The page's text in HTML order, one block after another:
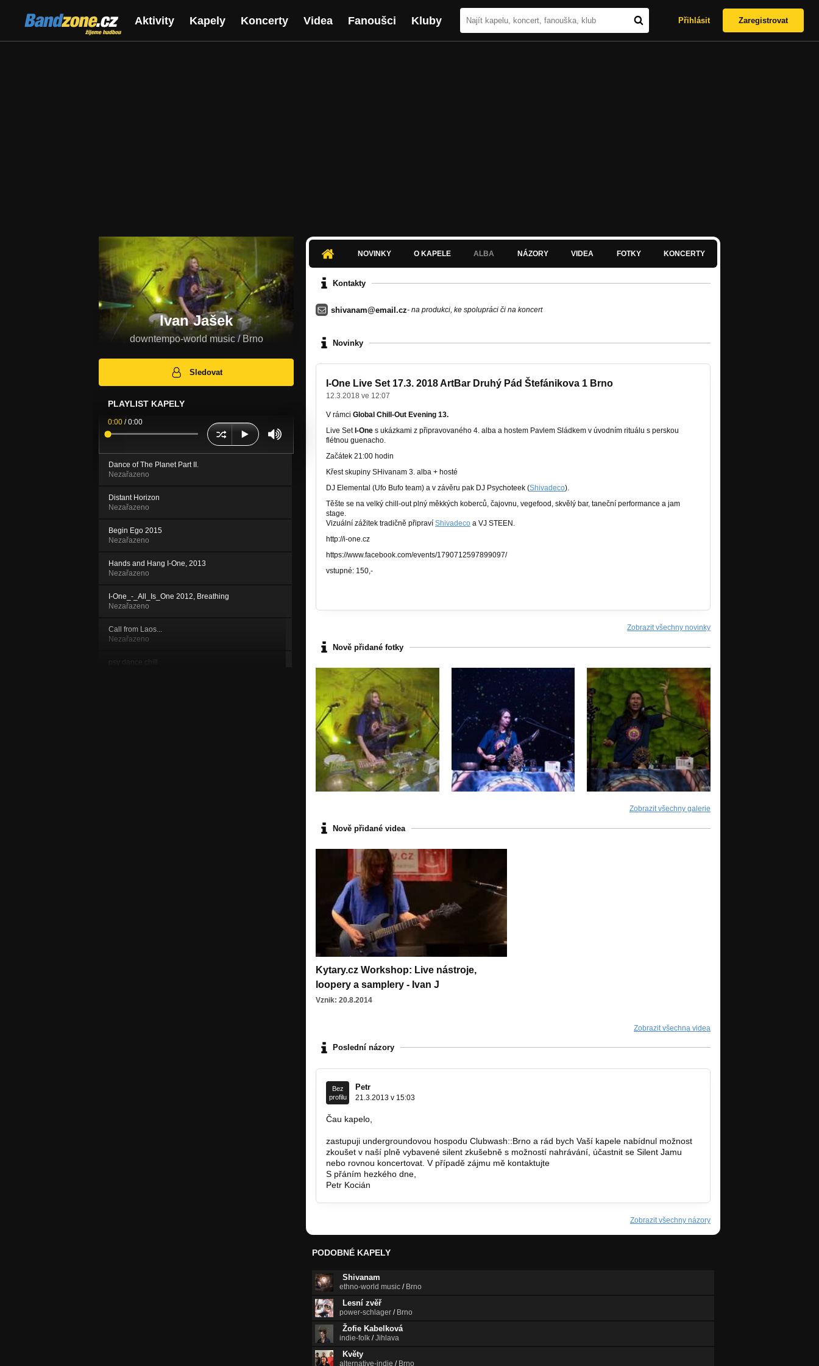
Bandzone.cz
žijeme hudbou
Aktivity Kapely Koncerty Videa Fanoušci Kluby Přihlásit Zaregistrovat
Ivan Jašek
downtempo-world music / Brno
Sledovat
PLAYLIST KAPELY
0:00 /0:00
Dance of The Planet Part II.
Nezařazeno
Distant Horizon
Nezařazeno
Begin Ego 2015
Nezařazeno
Hands and Hang I-One, 2013
Nezařazeno
I-One_-_All_Is_One 2012, Breathing
Nezařazeno
Call from Laos...
Nezařazeno
psy dance chill
NOVINKY O KAPELE ALBA NÁZORY VIDEA FOTKY KONCERTY
Kontakty
shivanam@email.cz- na produkci, ke spolupráci či na koncert
Novinky
I-One Live Set 17.3. 2018 ArtBar Druhý Pád Štefánikova 1 Brno
12.3.2018 ve 12:07
V rámci Global Chill-Out Evening 13.
Live Set I-One s ukázkami z připravovaného 4. alba a hostem Pavlem Sládkem v úvodním rituálu s perskou
flétnou guenacho.
Začátek 21:00 hodin
Křest skupiny SHivanam 3. alba + hosté
DJ Elemental (Ufo Bufo team) a v závěru pak DJ Psychoteek (Shivadeco).
Těšte se na velký chill-out plný měkkých koberců, čajovnu, vegefood, skvělý bar, taneční performance a jam
stage.
Vizuální zážitek tradičně připraví Shivadeco a VJ STEEN.
http://i-one.cz
https://www.facebook.com/events/1790712597899097/
vstupné: 150,-
Zobrazit všechny novinky
Nově přidané fotky
Zobrazit všechny galerie
Nově přidané videa
Kytary.cz Workshop: Live nástroje,
loopery a samplery - Ivan J
Vznik: 20.8.2014
Zobrazit všechna videa
Poslední názory
Bez
profilu
Petr
21.3.2013 v 15:03
Čau kapelo,
zastupuji undergroundovou hospodu Clubwash::Brno a rád bych Vaší kapele nabídnul možnost
zkoušet v naší plně vybavené silent zkušebně s možností nahrávání, účastnit se Silent Jamu
nebo rovnou koncertovat. V případě zájmu mě kontaktujte
S přáním hezkého dne,
Petr Kocián
Zobrazit všechny názory
PODOBNÉ KAPELY
Shivanam
ethno-world music / Brno
Lesní zvěř
power-schlager / Brno
Žofie Kabelková
indie-folk /Jihlava
Květy
alternative-indie / Brno